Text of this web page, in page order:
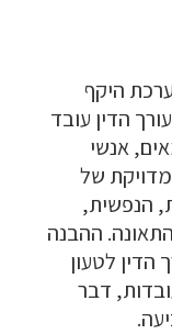
היקף
הדין עובד
אנשי
של
הנפשית,
ההבנה
לטעון
דבר